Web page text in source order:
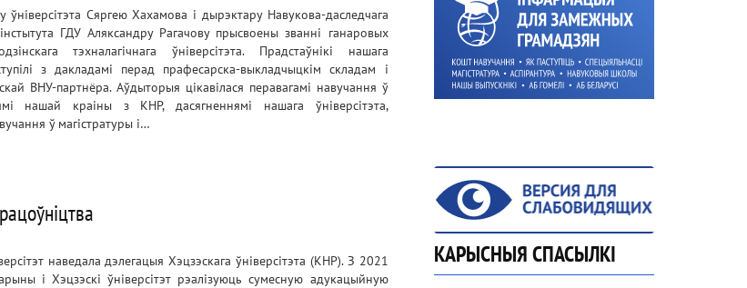
ўніверсітэта Сяргею Хахамова і дырэктару Навукова-даследчага
інстытута ГДУ Аляксандру Рагачову прысвоены званні ганаровых
тэхналагічнага ўніверсітэта. Прадстаўнікі нашага
з дакладамі перад прафесарска-выкладчыцкім складам і
ВНУ-партнёра. Аўдыторыя цікавілася перавагамі навучання ў
нашай краіны з КНР, дасягненнямі нашага ўніверсітэта,
ў магістратуры і…
наведала дэлегацыя Хэцзэскага ўніверсітэта (КНР). З 2021
і Хэцзэскі ўніверсітэт рэалізуюць сумесную адукацыйную
КАРЫСНЫЯ СПАСЫЛКІ